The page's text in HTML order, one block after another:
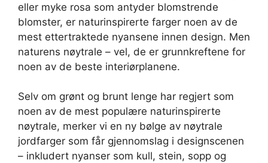
eller myke rosa som antyder blomstrende
blomster, er naturinspirerte farger noen av de
mest ettertraktede nyansene innen design. Men
naturens nøytrale – vel, de er grunnkreftene for
noen av de beste interiørplanene.
Selv om grønt og brunt lenge har regjert som
noen av de mest populære naturinspirerte
nøytrale, merker vi en ny bølge av nøytrale
jordfarger som får gjennomslag i designscenen
– inkludert nyanser som kull, stein, sopp og